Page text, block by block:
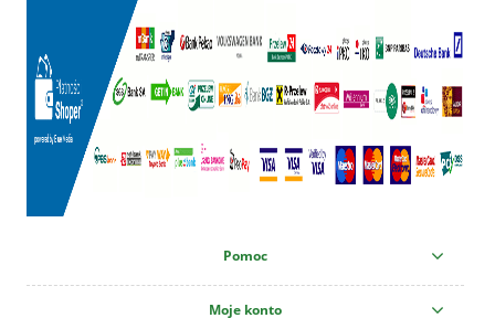
Pomoc
Moje konto